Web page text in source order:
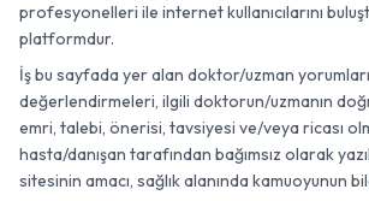
profesyonelleri ile internet kullanıcılarını
platformdur.
İş bu sayfada yer alan doktor/uzman
değerlendirmeleri, ilgili doktorun/uzmanın
emri, talebi, önerisi, tavsiyesi ve/veya ricası
hasta/danışan tarafından bağımsız olarak
sitesinin amacı, sağlık alanında kamuoyunun